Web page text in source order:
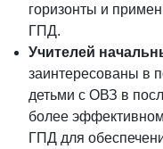
горизонты и
ГПД.
Учителей
заинтересованы в
детьми с ОВЗ в
более
ГПД для